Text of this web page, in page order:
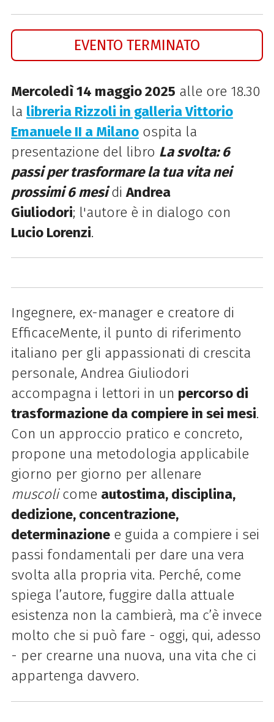
EVENTO TERMINATO
Mercoledì 14 maggio 2025 alle ore 18.30
la libreria Rizzoli in galleria Vittorio
Emanuele II a Milanoospita la
presentazione del libro La svolta: 6
passi per trasformare la tua vita nei
prossimi 6 mesidiAndrea
Giuliodori; l'autore è in dialogo con
Lucio Lorenzi.
Ingegnere, ex-manager e creatore di
EfficaceMente, il punto di riferimento
italiano per gli appassionati di crescita
personale, Andrea Giuliodori
accompagna i lettori in un percorso di
trasformazione da compiere in sei mesi.
Con un approccio pratico e concreto,
propone una metodologia applicabile
giorno per giorno per allenare
muscolicome autostima, disciplina,
dedizione, concentrazione,
determinazionee guida a compiere i sei
passi fondamentali per dare una vera
svolta alla propria vita. Perché, come
spiega l’autore, fuggire dalla attuale
esistenza non la cambierà, ma c’è invece
molto che si può fare - oggi, qui, adesso
- per crearne una nuova, una vita che ci
appartenga davvero.